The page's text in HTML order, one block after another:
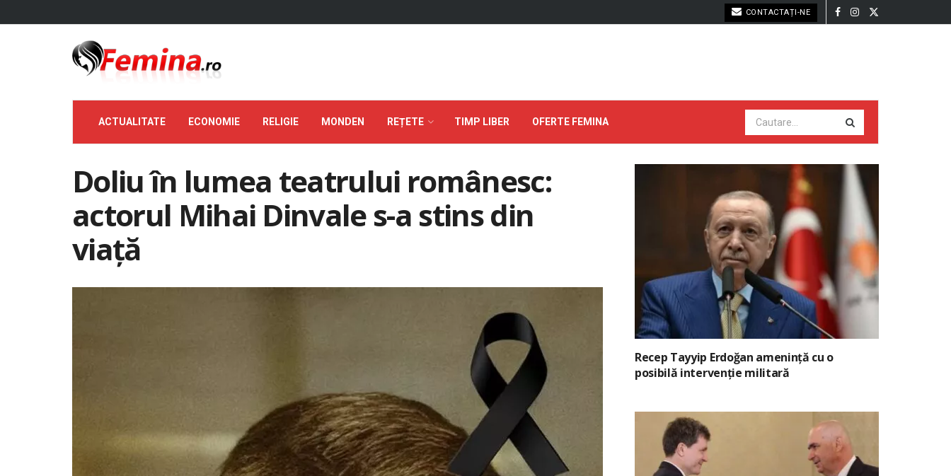
CONTACTAȚI-NE
ACTUALITATE ECONOMIE RELIGIE MONDEN REȚETE TIMP LIBER OFERTE FEMINA
Doliu în lumea teatrului românesc:
actorul Mihai Dinvale s-a stins din
viață
Recep Tayyip Erdoğan amenință cu o
posibilă intervenție militară